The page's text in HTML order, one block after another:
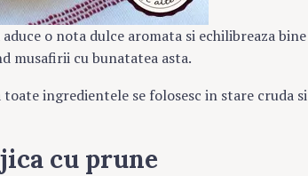
o nota dulce aromata si echilibreaza bine
musafirii cu bunatatea asta.
ingredientele se folosesc in stare cruda si
cu prune